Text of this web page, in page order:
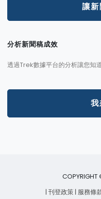
讓
分析新聞稿成效
透過Trek數據平台的分析讓您知
| 刊登政策| 服務條